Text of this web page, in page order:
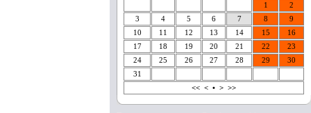
1
2
3
4 5 6 7 8
9
10
11 12 13 14 15
16
17
18 19 20 21 22
23
24
25 26 27 28 29
30
31
<< < • > >>